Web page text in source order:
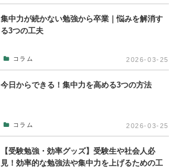
集中力が続かない勉強から卒業｜悩みを解消す
る3つの工夫
コラム 2026-03-25
今日からできる！集中力を高める3つの方法
コラム 2026-03-25
【受験勉強・効率グッズ】受験生や社会人必
見！効率的な勉強法や集中力を上げるための工